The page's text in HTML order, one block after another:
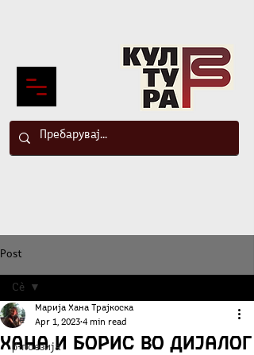
Post
Сè
β-поезија
Сè
Хана и Борис во дијалог
Марија Хана Трајкоска
Apr 1, 2023 4 min read